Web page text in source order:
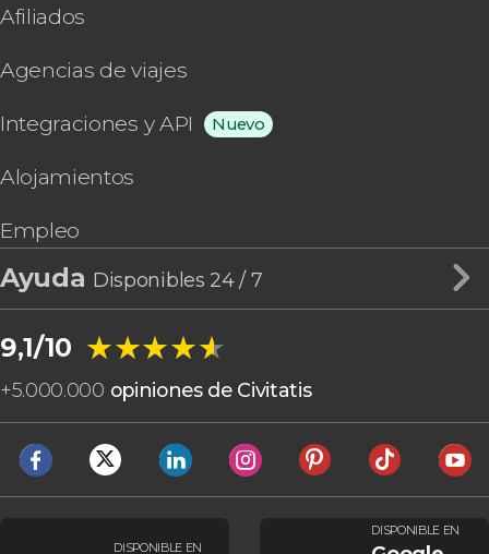
Afiliados
Agencias de viajes
Integraciones y API Nuevo
Alojamientos
Empleo
Ayuda Disponibles 24 / 7
9,1/10 ★★★★★
★★★★★
+5.000.000 opiniones de Civitatis
DISPONIBLE EN
DISPONIBLE EN